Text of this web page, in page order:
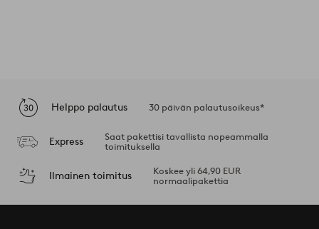
Helppo palautus 30 päivän palautusoikeus*
Express
Saat pakettisi tavallista nopeammalla
toimituksella
Ilmainen toimitus
Koskee yli 64,90 EUR
normaalipakettia